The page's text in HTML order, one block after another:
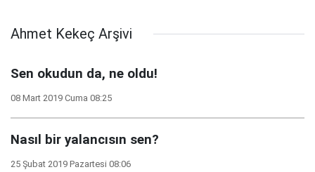
Ahmet Kekeç Arşivi
Sen okudun da, ne oldu!
08 Mart 2019 Cuma 08:25
Nasıl bir yalancısın sen?
25 Şubat 2019 Pazartesi 08:06